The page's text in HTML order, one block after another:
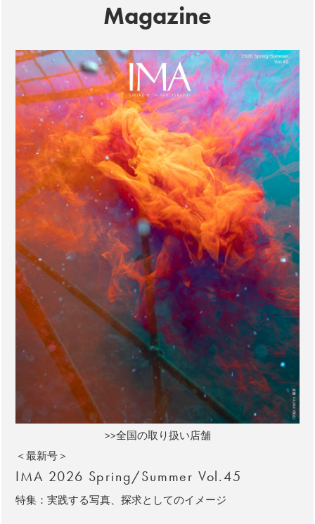
Magazine
>>全国の取り扱い店舗
＜最新号＞
IMA 2026 Spring/Summer Vol.45
特集：実践する写真、探求としてのイメージ